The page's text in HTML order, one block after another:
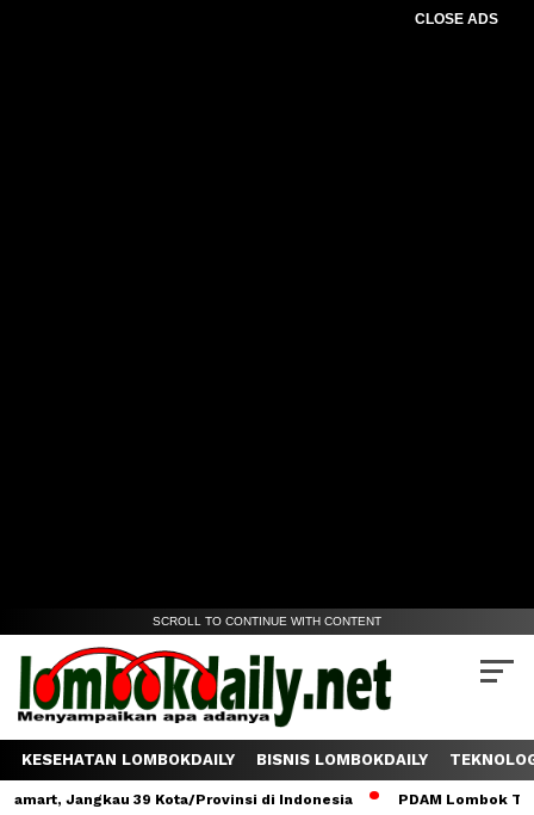
CLOSE ADS
SCROLL TO CONTINUE WITH CONTENT
KESEHATAN LOMBOKDAILY BISNIS LOMBOKDAILY
Jangkau 39 Kota/Provinsi di Indonesia PDAM Lombok Tengah